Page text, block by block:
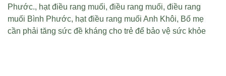
Phước., hạt điều rang muối,điều rang muối,điều rang
muối Bình Phước, hạt điều rang muối Anh Khôi, Bố mẹ
cần phải tăng sức đề kháng cho trẻ để bảo vệ sức khỏe